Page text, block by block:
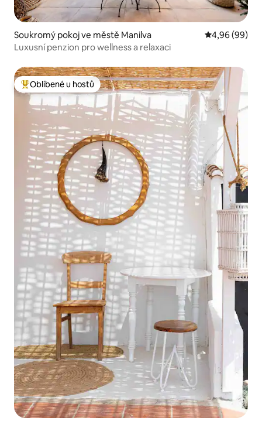
Soukromý pokoj ve městě Manilva Průměrné
4,96 (99)
Luxusní penzion pro wellness a relaxaci
Nejlepší v kategorii Oblíbené u hostů
Oblíbené u hostů